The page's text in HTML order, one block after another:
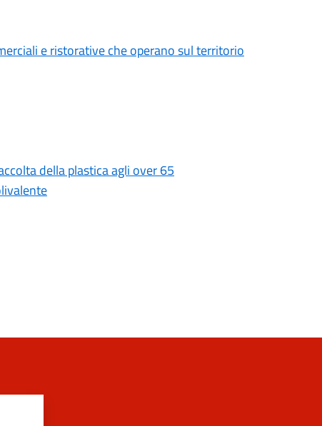
e ristorative che operano sul territorio
della plastica agli over 65